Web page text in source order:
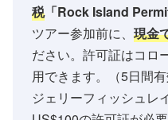
税「Rock Island
ツアー参加前に、 現金
ださい。許可証はコロ
用できます。（5日間有
ジェリーフィッシュレ